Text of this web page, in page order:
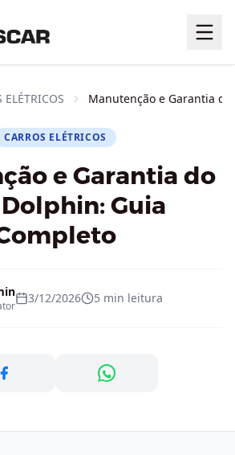
ELÉTRICOS Manutenção e Garantia
CARROS ELÉTRICOS
e Garantia do
Dolphin: Guia
3/12/2026 5 min leitura